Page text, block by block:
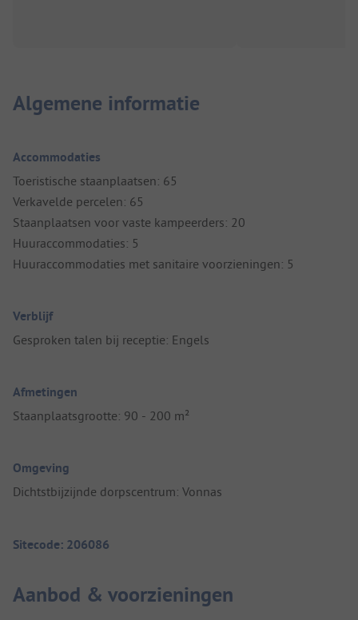
Algemene informatie
Accommodaties
Toeristische staanplaatsen: 65
Verkavelde percelen: 65
Staanplaatsen voor vaste kampeerders: 20
Huuraccommodaties: 5
Huuraccommodaties met sanitaire voorzieningen: 5
Verblijf
Gesproken talen bij receptie: Engels
Afmetingen
Staanplaatsgrootte: 90 - 200 m²
Omgeving
Dichtstbijzijnde dorpscentrum: Vonnas
Sitecode: 206086
Aanbod & voorzieningen